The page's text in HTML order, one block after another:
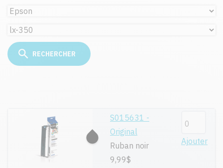
S015631 -
Original
Ruban noir
9,99$
Ajouter